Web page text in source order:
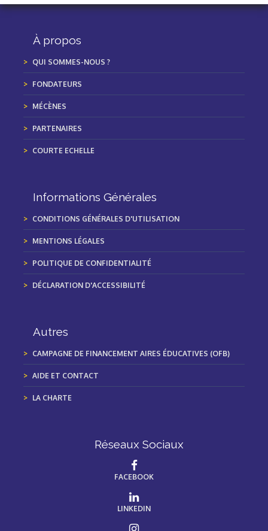
À propos
QUI SOMMES-NOUS ?
FONDATEURS
MÉCÈNES
PARTENAIRES
COURTE ECHELLE
Informations Générales
CONDITIONS GÉNÉRALES D'UTILISATION
MENTIONS LÉGALES
POLITIQUE DE CONFIDENTIALITÉ
DÉCLARATION D'ACCESSIBILITÉ
Autres
CAMPAGNE DE FINANCEMENT AIRES ÉDUCATIVES (OFB)
AIDE ET CONTACT
LA CHARTE
Réseaux Sociaux
FACEBOOK
LINKEDIN